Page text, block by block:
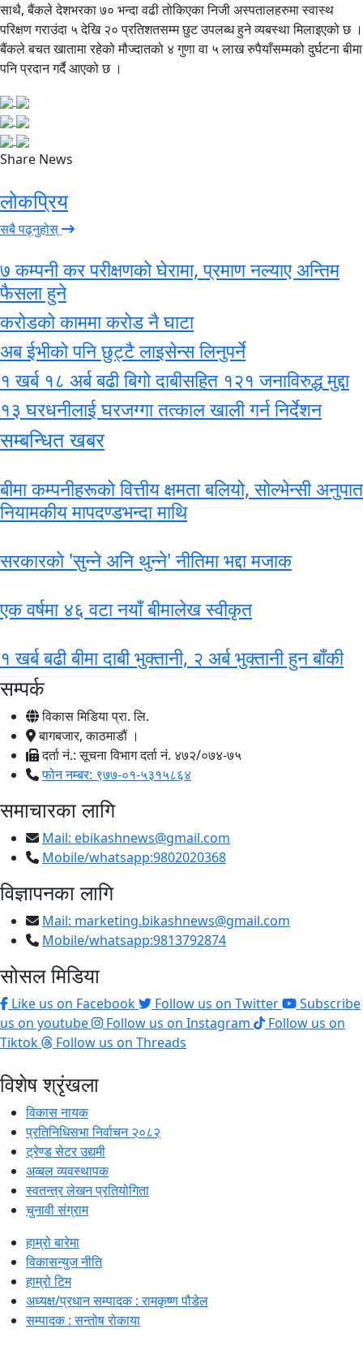
साथै, बैंकले देशभरका ७० भन्दा वढी तोकिएका निजी अस्पतालहरुमा स्वास्थ
परिक्षण गराउंदा ५ देखि २० प्रतिशतसम्म छुट उपलब्ध हुने व्यबस्था मिलाइएको छ ।
बैंकले बचत खातामा रहेको मौज्दातको ४ गुणा वा ५ लाख रुपैयाँसम्मको दुर्घटना बीमा
पनि प्रदान गर्दै आएको छ ।
Share News
लोकप्रिय
सबै पढ्नुहोस्
७ कम्पनी कर परीक्षणको घेरामा, प्रमाण नल्याए अन्तिम
फैसला हुने
करोडको काममा करोड नै घाटा
अब ईभीको पनि छुट्टै लाइसेन्स लिनुपर्ने
१ खर्ब १८ अर्ब बढी बिगो दाबीसहित १२१ जनाविरुद्ध मुद्दा
१३ घरधनीलाई घरजग्गा तत्काल खाली गर्न निर्देशन
सम्बन्धित खबर
बीमा कम्पनीहरूको वित्तीय क्षमता बलियो, सोल्भेन्सी अनुपात
नियामकीय मापदण्डभन्दा माथि
सरकारकाे 'सुन्ने अनि थुन्ने' नीतिमा भद्दा मजाक
एक वर्षमा ४६ वटा नयाँ बीमालेख स्वीकृत
१ खर्ब बढी बीमा दाबी भुक्तानी, २ अर्ब भुक्तानी हुन बाँकी
सम्पर्क
विकास मिडिया प्रा. लि.
बागबजार, काठमाडौं ।
दर्ता नं.: सूचना विभाग दर्ता नं. ४७२/०७४-७५
फोन नम्बर: ९७७-०१-५३१५८६४
समाचारका लागि
Mail: ebikashnews@gmail.com
Mobile/whatsapp:9802020368
विज्ञापनका लागि
Mail: marketing.bikashnews@gmail.com
Mobile/whatsapp:9813792874
सोसल मिडिया
Like us on Facebook Follow us on Twitter
Subscribe
us on youtube
Follow us on Instagram
Follow us on
Tiktok
Follow us on Threads
विशेष श्रृंखला
विकास नायक
प्रतिनिधिसभा निर्वाचन २०८२
ट्रेण्ड सेटर उद्यमी
अव्बल व्यवस्थापक
स्वतन्त्र लेखन प्रतियोगिता
चुनावी संग्राम
हाम्रो बारेमा
विकासन्युज नीति
हाम्रो टिम
अध्यक्ष/प्रधान सम्पादक : रामकृष्ण पौडेल
सम्पादक : सन्तोष रोकाया